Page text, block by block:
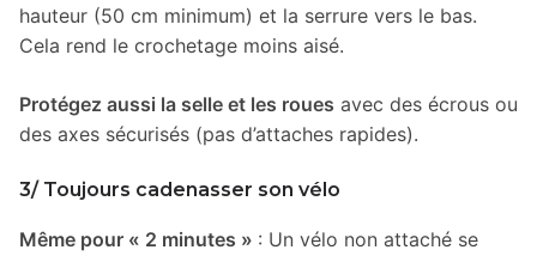
hauteur (50 cm minimum) et la serrure vers le bas.
Cela rend le crochetage moins aisé.
Protégez aussi la selle et les roues avec des écrous ou
des axes sécurisés (pas d’attaches rapides).
3/ Toujours cadenasser son vélo
Même pour « 2 minutes » : Un vélo non attaché se